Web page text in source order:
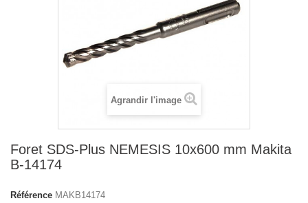
Agrandir l'image
Foret SDS-Plus NEMESIS 10x600 mm Makita
B-14174
Référence MAKB14174